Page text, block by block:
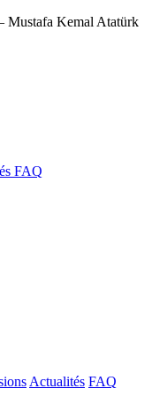
Kemal Atatürk
FAQ
Actualités FAQ